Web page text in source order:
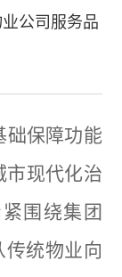
公司服务品
础保障功能
市现代化治
紧围绕集团
传统物业向